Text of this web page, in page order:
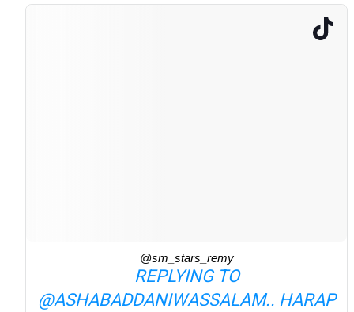
@sm_stars_remy
REPLYING TO
@ASHABADDANIWASSALAM.. HARAP